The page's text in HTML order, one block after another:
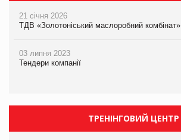
21 січня 2026
ТДВ «Золотоніський маслоробний комбінат»
03 липня 2023
Тендери компанії
ТРЕНІНГОВИЙ ЦЕНТР